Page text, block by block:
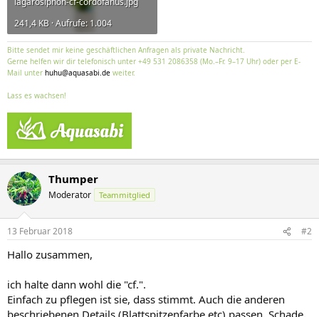
241,4 KB · Aufrufe: 1.004
Bitte sendet mir keine geschäftlichen Anfragen als private Nachricht.
Gerne helfen wir dir telefonisch unter +49 531 2086358 (Mo.–Fr. 9–17 Uhr) oder per E-
Mail unter huhu@aquasabi.de weiter.
Lass es wachsen!
Thumper
Moderator Teammitglied
13 Februar 2018 #2
Hallo zusammen,
ich halte dann wohl die "cf.".
Einfach zu pflegen ist sie, dass stimmt. Auch die anderen
beschriebenen Details (Blattspitzenfarbe etc) passen. Schade,